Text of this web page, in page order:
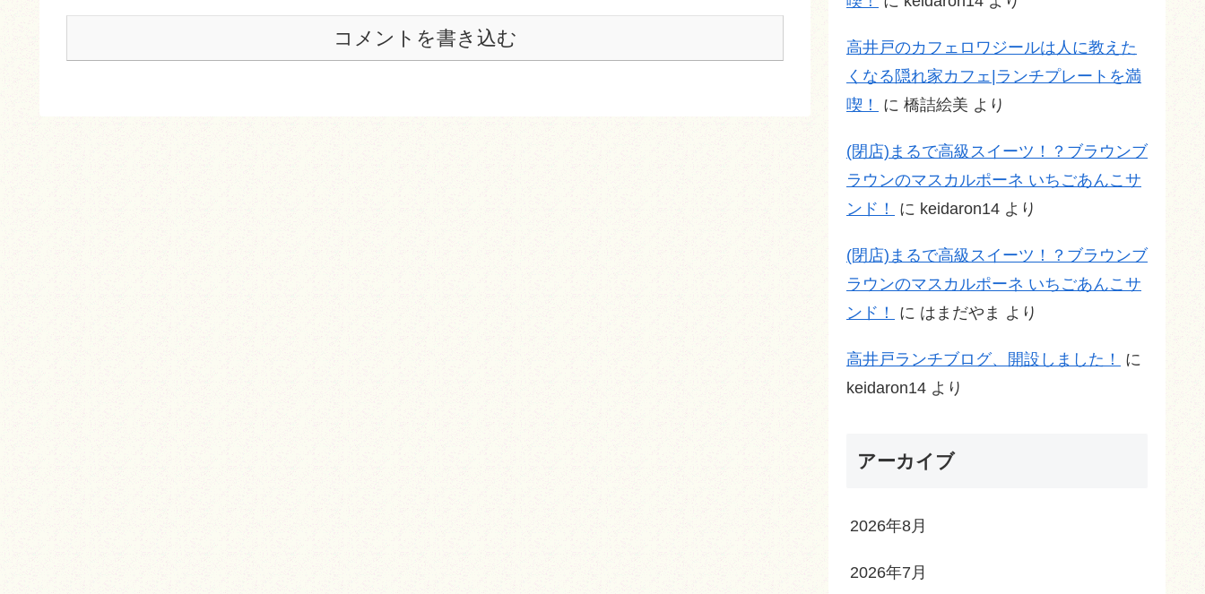
コメントを書き込む
高井戸のカフェロワジールは人に教えた
くなる隠れ家カフェ|ランチプレートを満
喫！
に 橋詰絵美 より
(閉店)まるで高級スイーツ！？ブラウンブ
ラウンのマスカルポーネ いちごあんこサ
ンド！
に keidaron14 より
(閉店)まるで高級スイーツ！？ブラウンブ
ラウンのマスカルポーネ いちごあんこサ
ンド！
に はまだやま より
高井戸ランチブログ、開設しました！
に
keidaron14 より
アーカイブ
2026年8月
2026年7月